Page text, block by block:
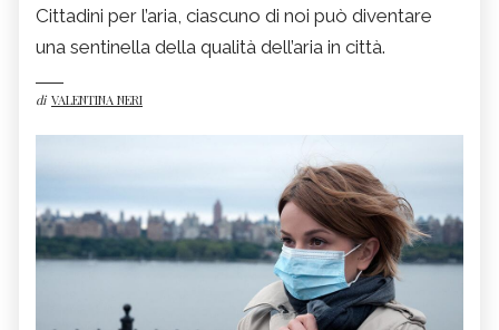
Cittadini per l’aria, ciascuno di noi può diventare
una sentinella della qualità dell’aria in città.
di VALENTINA NERI